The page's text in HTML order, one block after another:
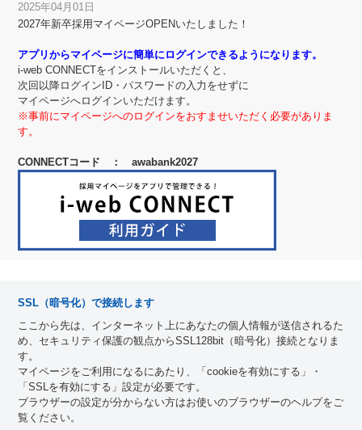
2025年04月01日
2027年新卒採用マイページOPENいたしました！
アプリからマイページに簡単にログインできるようになります。
i-web CONNECTをインストールいただくと、
次回以降ログインID・パスワードの入力をせずに
マイページへログインいただけます。
※事前にマイページへのログインをおすませいただく必要がありま
す。
CONNECTコード ： awabank2027
SSL（暗号化）で接続します
ここから先は、インターネット上にあなたの個人情報が送信されるた
め、セキュリティ保護の観点からSSL128bit（暗号化）接続となりま
す。
マイページをご利用になるにあたり、「cookieを有効にする」・
「SSLを有効にする」設定が必要です。
ブラウザーの設定が分からない方はお使いのブラウザーのヘルプをご
覧ください。